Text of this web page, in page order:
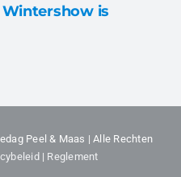
Wintershow is